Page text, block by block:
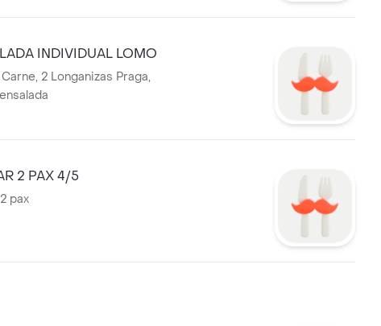
INDIVIDUAL LOMO
2 Longanizas Praga,
2 PAX 4/5
pax